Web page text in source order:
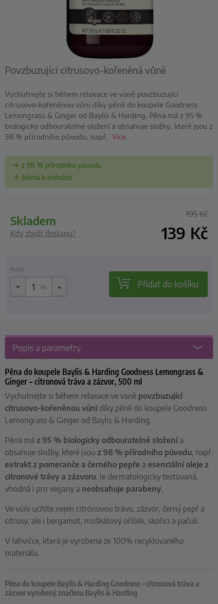
Povzbuzující citrusovo-kořeněná vůně
Vychutnejte si během relaxace ve vaně povzbuzující
citrusovo-kořeněnou vůni díky pěně do koupele Goodness
Lemongrass & Ginger od Baylis & Harding. Pěna má z 95 %
biologicky odbouratelné složení a obsahuje složky, které jsou z
98 % přírodního původu, např. Více
z 98 % přírodního původu
šetrná k pokožce
skladem
Kdy zboží dostanu?
195Kč
139 Kč
Kusů
ks Přidat do košíku
Popis a parametry
Pěna do koupele Baylis & Harding Goodness Lemongrass &
Ginger – citronová tráva a zázvor, 500 ml
Vychutnejte si během relaxace ve vaně povzbuzující
citrusovo-kořeněnou vůni díky pěně do koupele Goodness
Lemongrass & Ginger od Baylis & Harding.
Pěna má z 95 % biologicky odbouratelné složenía
obsahuje složky, které jsou z 98 % přírodního původu, např.
extrakt z pomeranče a černého pepře a esenciální oleje z
citronové trávy a zázvoru. Je dermatologicky testovaná,
vhodná i pro vegany a neobsahuje parabeny.
Ve vůni ucítíte nejen citrónovou trávu, zázvor, černý pepř a
citrusy, ale i bergamot, muškátový oříšek, skořici a pačuli.
V lahvičce, která je vyrobena ze 100% recyklovaného
materiálu.
Pěna do koupele Baylis & Harding Goodness – citronová tráva a
zázvor vyrobený značkou Baylis & Harding